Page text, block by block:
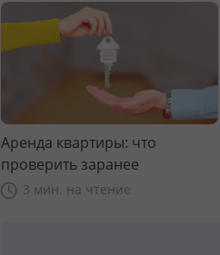
Аренда квартиры: что
проверить заранее
3 мин. на чтение